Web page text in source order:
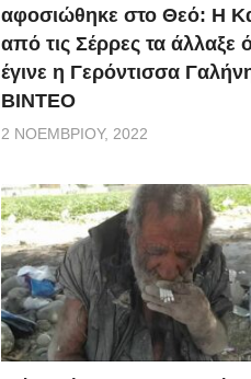
αφοσιώθηκε στο Θεό: Η
από τις Σέρρες τα άλλαξε
έγινε η Γερόντισσα
ΒΙΝΤΕΟ
2 ΝΟΕΜΒΡΊΟΥ, 2022